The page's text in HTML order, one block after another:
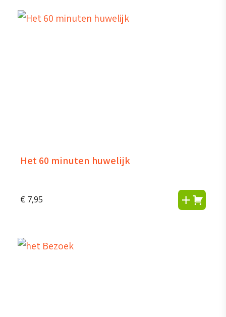
Het 60 minuten huwelijk
€ 7,95